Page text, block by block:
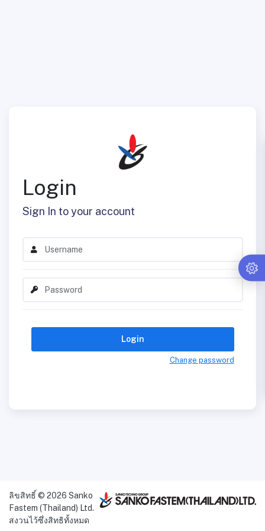
Login
Sign In to your account
Login
Change password
ลิขสิทธิ์ © 2026 Sanko
Fastem (Thailand) Ltd.
สงวนไว้ซึ่งสิทธิทั้งหมด